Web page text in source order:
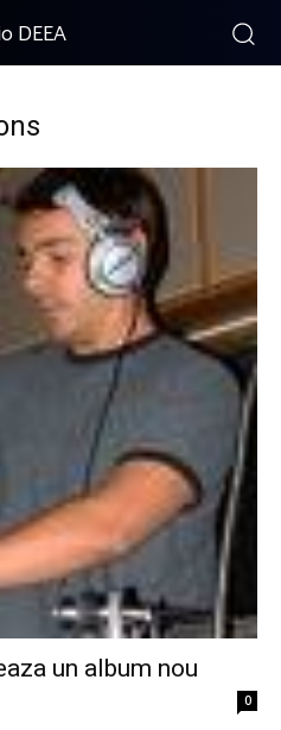
DEEA
un album nou
0